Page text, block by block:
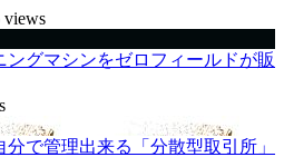
views
ングマシンをゼロフィールドが販
分で管理出来る「分散型取引所」